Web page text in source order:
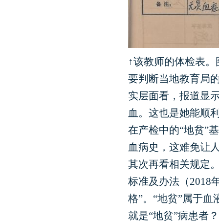
↑该教师的体检表
要判断当地教育局
实层面看，报道显
血。这也是她能顺
在产检中的“地贫”
血病史，这难免让
其次再看相关规定
标准及办法（2018
格”。“地贫”属于
就是“地贫”病患者？